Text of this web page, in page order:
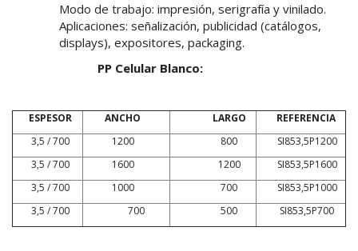
Modo de trabajo: impresión, serigrafía y vinilado.
Aplicaciones: señalización, publicidad (catálogos,
displays), expositores, packaging.
PP Celular Blanco:
ESPESOR ANCHO LARGO
REFERENCIA
3,5 / 700
1200 800
SI853,5P1200
3,5 / 700
1600 1200
SI853,5P1600
3,5 / 700
1000 700
SI853,5P1000
3,5 / 700
700 500 SI853,5P700